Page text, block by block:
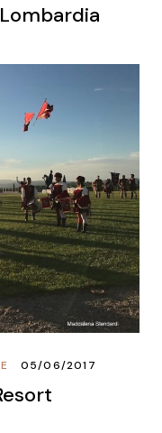
05/06/2017